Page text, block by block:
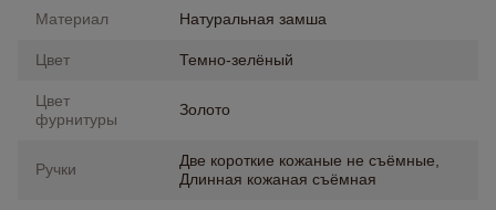
Материал Натуральная замша
Цвет Темно-зелёный
Цвет
фурнитуры
Золото
Ручки
Две короткие кожаные не съёмные,
Длинная кожаная съёмная